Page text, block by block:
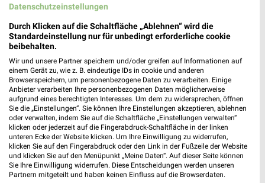
ALDI Nord Prospekt für Edemissen ab
Mo. den 10.08.
Gültig von 10. Aug. bis 15. Aug.
📅 Kalendereintrag erstellen
PROSPEKT BLÄTTERN
Datenschutzeinstellungen
Durch Klicken auf die Schaltfläche „Ablehnen“ wird die
Standardeinstellung nur für unbedingt erforderliche cookie
beibehalten.
Wir und unsere Partner speichern und/oder greifen auf Informationen auf
einem Gerät zu, wie z. B. eindeutige IDs in cookie und anderen
Browserspeichern, um personenbezogene Daten zu verarbeiten. Einige
Anbieter verarbeiten Ihre personenbezogenen Daten möglicherweise
aufgrund eines berechtigten Interesses. Um dem zu widersprechen, öffnen
Sie die „Einstellungen“. Sie können Ihre Einstellungen akzeptieren, ablehnen
oder verwalten, indem Sie auf die Schaltfläche „Einstellungen verwalten“
klicken oder jederzeit auf die Fingerabdruck-Schaltfläche in der linken
unteren Ecke der Website klicken. Um Ihre Einwilligung zu widerrufen,
klicken Sie auf den Fingerabdruck oder den Link in der Fußzeile der Website
und klicken Sie auf den Menüpunkt „Meine Daten“. Auf dieser Seite können
Sie Ihre Einwilligung widerrufen. Diese Entscheidungen werden unseren
Partnern mitgeteilt und haben keinen Einfluss auf die Browserdaten.